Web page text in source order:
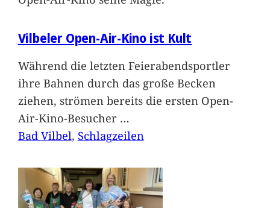
Vilbeler Open-Air-Kino ist Kult
Während die letzten Feierabendsportler
ihre Bahnen durch das große Becken
ziehen, strömen bereits die ersten Open-
Air-Kino-Besucher …
Bad Vilbel, Schlagzeilen